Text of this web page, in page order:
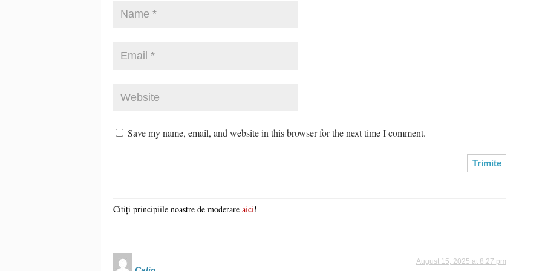
Save my name, email, and website in this browser for the next time I comment.
Citiți principiile noastre de moderare aici!
August 15, 2025 at 8:27 pm